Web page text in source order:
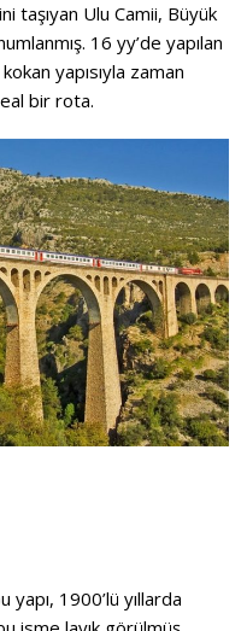
taşıyan Ulu Camii, Büyük
16 yy’de yapılan
yapısıyla zaman
bir rota.
1900’lü yıllarda